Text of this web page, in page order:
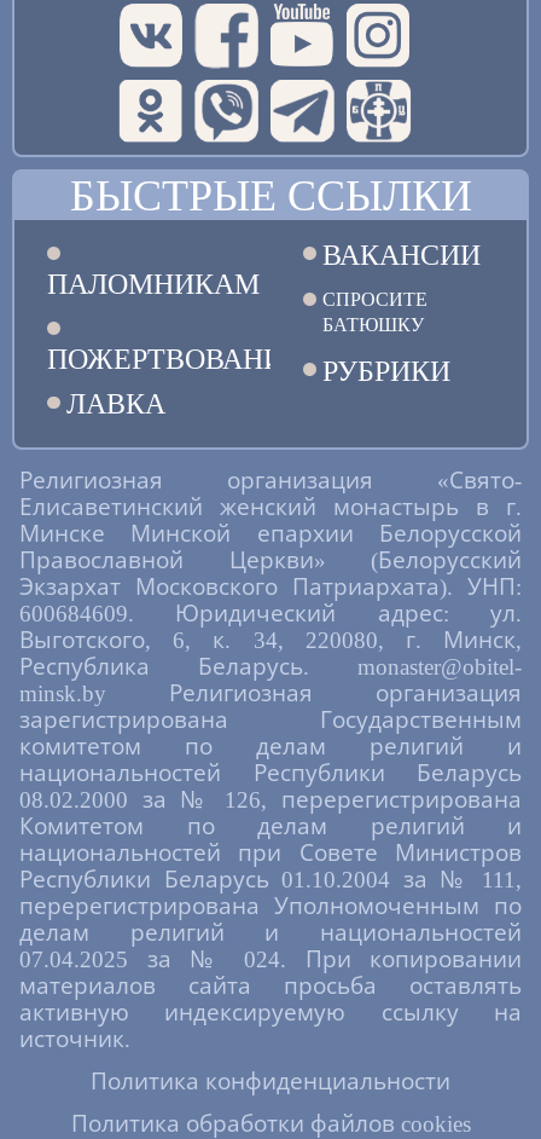
БЫСТРЫЕ ССЫЛКИ
ПАЛОМНИКАМ
ПОЖЕРТВОВАНИЯ
ЛАВКА
ВАКАНСИИ
СПРОСИТЕ
БАТЮШКУ
РУБРИКИ
Религиозная организация «Свято-
Елисаветинский женский монастырь в г.
Минске Минской епархии Белорусской
Православной Церкви» (Белорусский
Экзархат Московского Патриархата). УНП:
600684609. Юридический адрес: ул.
Выготского, 6, к. 34, 220080, г. Минск,
Республика Беларусь. monaster@obitel-
minsk.by Религиозная организация
зарегистрирована Государственным
комитетом по делам религий и
национальностей Республики Беларусь
08.02.2000 за № 126, перерегистрирована
Комитетом по делам религий и
национальностей при Совете Министров
Республики Беларусь 01.10.2004 за № 111,
перерегистрирована Уполномоченным по
делам религий и национальностей
07.04.2025 за № 024. При копировании
материалов сайта просьба оставлять
активную индексируемую ссылку на
источник.
Политика конфиденциальности
Политика обработки файлов cookies